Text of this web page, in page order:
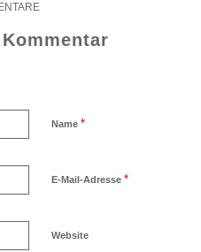
Name *
E-Mail-Adresse *
Website